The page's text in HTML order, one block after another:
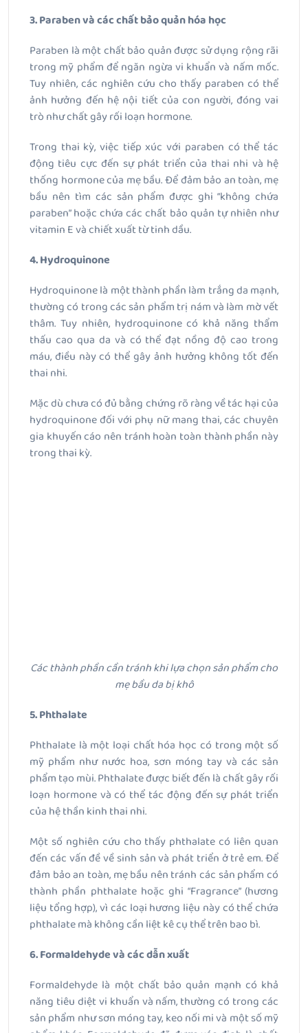
3. Paraben và các chất bảo quản hóa học
Paraben là một chất bảo quản được sử dụng rộng rãi
trong mỹ phẩm để ngăn ngừa vi khuẩn và nấm mốc.
Tuy nhiên, các nghiên cứu cho thấy paraben có thể
ảnh hưởng đến hệ nội tiết của con người, đóng vai
trò như chất gây rối loạn hormone.
Trong thai kỳ, việc tiếp xúc với paraben có thể tác
động tiêu cực đến sự phát triển của thai nhi và hệ
thống hormone của mẹ bầu. Để đảm bảo an toàn, mẹ
bầu nên tìm các sản phẩm được ghi “không chứa
paraben” hoặc chứa các chất bảo quản tự nhiên như
vitamin E và chiết xuất từ tinh dầu.
4. Hydroquinone
Hydroquinone là một thành phần làm trắng da mạnh,
thường có trong các sản phẩm trị nám và làm mờ vết
thâm. Tuy nhiên, hydroquinone có khả năng thẩm
thấu cao qua da và có thể đạt nồng độ cao trong
máu, điều này có thể gây ảnh hưởng không tốt đến
thai nhi.
Mặc dù chưa có đủ bằng chứng rõ ràng về tác hại của
hydroquinone đối với phụ nữ mang thai, các chuyên
gia khuyến cáo nên tránh hoàn toàn thành phần này
trong thai kỳ.
Các thành phần cần tránh khi lựa chọn sản phẩm cho
mẹ bầu da bị khô
5. Phthalate
Phthalate là một loại chất hóa học có trong một số
mỹ phẩm như nước hoa, sơn móng tay và các sản
phẩm tạo mùi. Phthalate được biết đến là chất gây rối
loạn hormone và có thể tác động đến sự phát triển
của hệ thần kinh thai nhi.
Một số nghiên cứu cho thấy phthalate có liên quan
đến các vấn đề về sinh sản và phát triển ở trẻ em. Để
đảm bảo an toàn, mẹ bầu nên tránh các sản phẩm có
thành phần phthalate hoặc ghi “Fragrance” (hương
liệu tổng hợp), vì các loại hương liệu này có thể chứa
phthalate mà không cần liệt kê cụ thể trên bao bì.
6. Formaldehyde và các dẫn xuất
Formaldehyde là một chất bảo quản mạnh có khả
năng tiêu diệt vi khuẩn và nấm, thường có trong các
sản phẩm như sơn móng tay, keo nối mi và một số mỹ